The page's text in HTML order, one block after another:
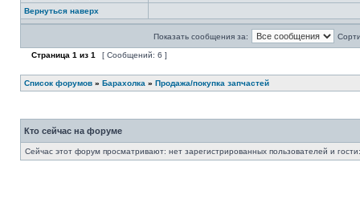
Вернуться наверх
Показать сообщения за:
Страница 1 из 1 [ Сообщений: 6 ]
Список форумов » Барахолка » Продажа/покупка запчастей
Кто сейчас на форуме
Сейчас этот форум просматривают: нет зарегистрированных пользователей и